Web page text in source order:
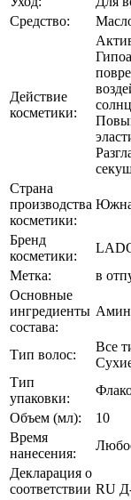
Средство:
Действие
косметики:
Страна
производства
косметики:
Бренд
косметики:
Метка:
в
Основные
ингредиенты
состава:
Тип волос:
Все
Тип
упаковки:
Объем (мл):
10
Время
нанесения:
Декларация о
соответствии RU